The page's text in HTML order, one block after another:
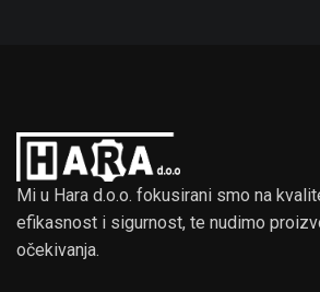
Mi u Hara d.o.o. fokusirani smo na
efikasnost i sigurnost, te nudimo
očekivanja.